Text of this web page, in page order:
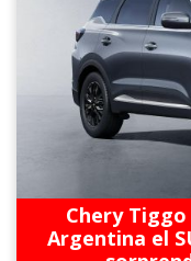
Chery Tiggo
Argentina el